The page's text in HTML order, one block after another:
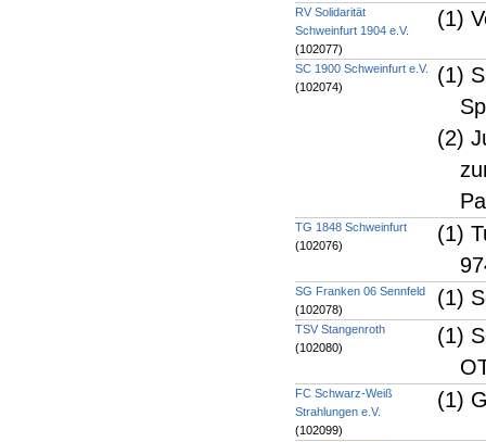
RV Solidarität
Schweinfurt 1904 e.V.
(102077)
(1)
SC 1900 Schweinfurt e.V.
(102074)
(1)
(2)
TG 1848 Schweinfurt
(102076)
(1)
SG Franken 06 Sennfeld
(102078)
(1)
TSV Stangenroth
(102080)
(1)
FC Schwarz-Weiß
Strahlungen e.V.
(102099)
(1)